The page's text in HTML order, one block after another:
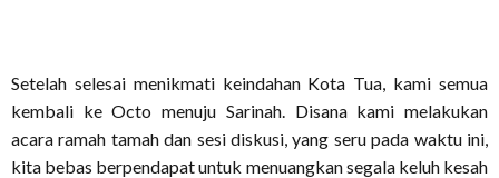
Setelah selesai menikmati keindahan Kota Tua, kami semua
kembali ke Octo menuju Sarinah. Disana kami melakukan
acara ramah tamah dan sesi diskusi, yang seru pada waktu ini,
kita bebas berpendapat untuk menuangkan segala keluh kesah